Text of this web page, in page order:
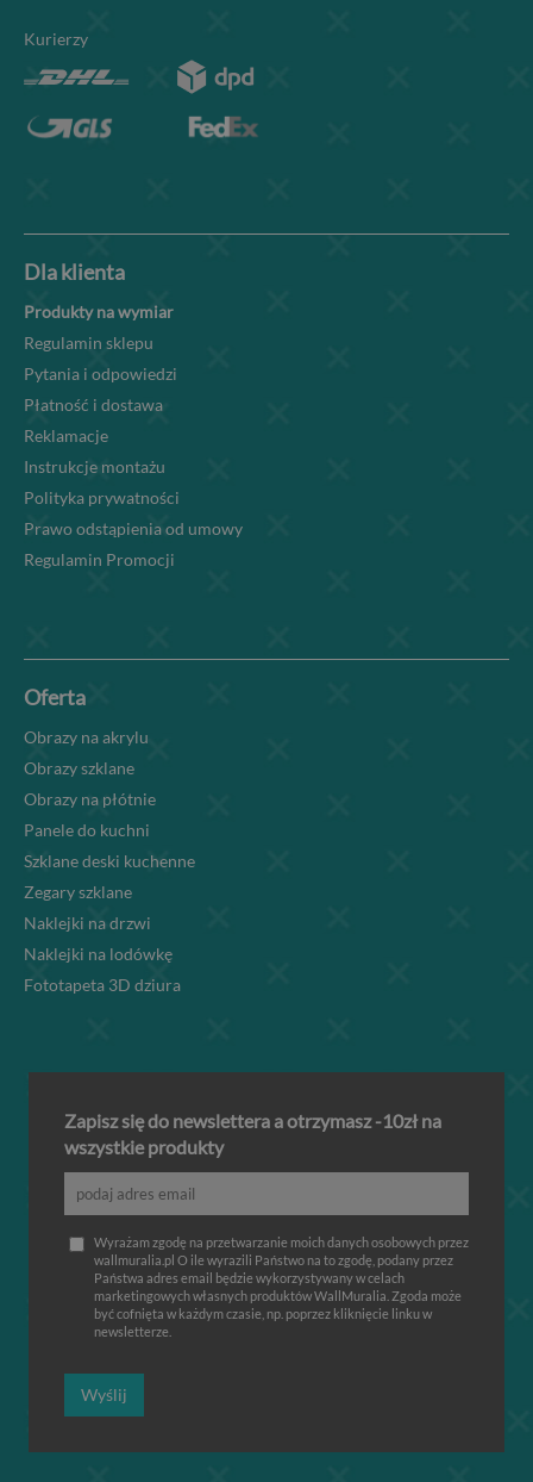
Kurierzy
Dla klienta
Produkty na wymiar
Regulamin sklepu
Pytania i odpowiedzi
Płatność i dostawa
Reklamacje
Instrukcje montażu
Polityka prywatności
Prawo odstąpienia od umowy
Regulamin Promocji
Oferta
Obrazy na akrylu
Obrazy szklane
Obrazy na płótnie
Panele do kuchni
Szklane deski kuchenne
Zegary szklane
Naklejki na drzwi
Naklejki na lodówkę
Fototapeta 3D dziura
Zapisz się do newslettera a otrzymasz -10zł na
wszystkie produkty
Wyrażam zgodę na przetwarzanie moich danych osobowych przez
wallmuralia.pl O ile wyrazili Państwo na to zgodę, podany przez
Państwa adres email będzie wykorzystywany w celach
marketingowych własnych produktów WallMuralia. Zgoda może
być cofnięta w każdym czasie, np. poprzez kliknięcie linku w
newsletterze.
Wyślij